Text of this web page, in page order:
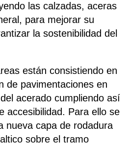
las calzadas, aceras
para mejorar su
la sostenibilidad del
están consistiendo en
de pavimentaciones en
acerado cumpliendo así
accesibilidad. Para ello se
nueva capa de rodadura
sobre el tramo